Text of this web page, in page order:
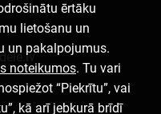
ērtāku
lietošanu un
un pakalpojumus.
noteikumos. Tu vari
“Piekrītu”, vai
kā arī jebkurā brīdī